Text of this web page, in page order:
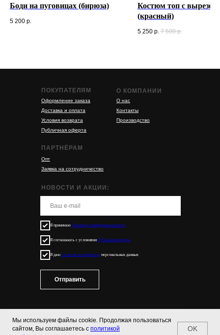
Мы используем файлы cookie. Продолжая пользоваться
сайтом, Вы соглашаетесь с политикой
OK
Боди на пуговицах (бирюза)
5 200 р.
Костюм топ с
(красный)
5 250 р. 7 500 р.
О КОМПАНИИ
О нас
Контакты
Производство
ПОКУПАТЕЛЯМ
Оформление заказа
Доставка и оплата
Условия возврата
Публичная оферта
ПАРТНЁРАМ
Опт
Заявка на сотрудничество
Я принимаю Политику конфиденциальности
Я соглашаюсь с условиями Публичной оферты
Я даю согласие на обработку персональных данных
Отправить
НОВОСТИ И АКЦИИ: